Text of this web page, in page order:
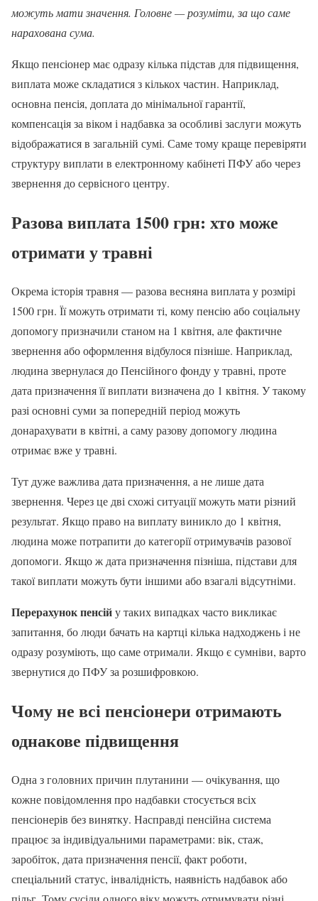
можуть мати значення. Головне — розуміти, за що саме
нарахована сума.
Якщо пенсіонер має одразу кілька підстав для підвищення,
виплата може складатися з кількох частин. Наприклад,
основна пенсія, доплата до мінімальної гарантії,
компенсація за віком і надбавка за особливі заслуги можуть
відображатися в загальній сумі. Саме тому краще перевіряти
структуру виплати в електронному кабінеті ПФУ або через
звернення до сервісного центру.
Разова виплата 1500 грн: хто може
отримати у травні
Окрема історія травня — разова весняна виплата у розмірі
1500 грн. Її можуть отримати ті, кому пенсію або соціальну
допомогу призначили станом на 1 квітня, але фактичне
звернення або оформлення відбулося пізніше. Наприклад,
людина звернулася до Пенсійного фонду у травні, проте
дата призначення її виплати визначена до 1 квітня. У такому
разі основні суми за попередній період можуть
донарахувати в квітні, а саму разову допомогу людина
отримає вже у травні.
Тут дуже важлива дата призначення, а не лише дата
звернення. Через це дві схожі ситуації можуть мати різний
результат. Якщо право на виплату виникло до 1 квітня,
людина може потрапити до категорії отримувачів разової
допомоги. Якщо ж дата призначення пізніша, підстави для
такої виплати можуть бути іншими або взагалі відсутніми.
Перерахунок пенсійу таких випадках часто викликає
запитання, бо люди бачать на картці кілька надходжень і не
одразу розуміють, що саме отримали. Якщо є сумніви, варто
звернутися до ПФУ за розшифровкою.
Чому не всі пенсіонери отримають
однакове підвищення
Одна з головних причин плутанини — очікування, що
кожне повідомлення про надбавки стосується всіх
пенсіонерів без винятку. Насправді пенсійна система
працює за індивідуальними параметрами: вік, стаж,
заробіток, дата призначення пенсії, факт роботи,
спеціальний статус, інвалідність, наявність надбавок або